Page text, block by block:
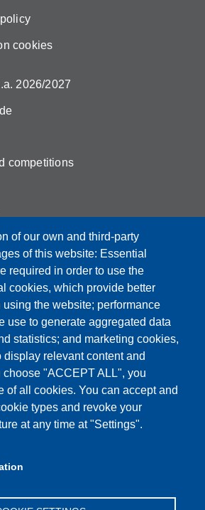
of our own and third-party
of this website: Essential
required in order to use the
cookies, which provide better
the website; performance
use to generate aggregated data
statistics; and marketing cookies,
display relevant content and
choose "ACCEPT ALL", you
of all cookies. You can accept and
types and revoke your
at any time at "Settings".
cookies
2026/2027
competitions
Giuridica
3 - 41121 Modena
(Portineria) | 059 205 8181
205 8213 (Didattica)